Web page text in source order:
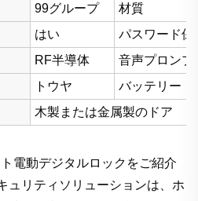
99グループ
材質
はい
パスワード保
RF半導体
音声プロンプ
トウヤ
バッテリー
木製または金属製のドア
電動デジタルロックをご紹介
ュリティソリューションは、ホ